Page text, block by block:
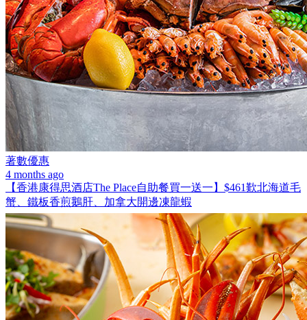
著數優惠
4 months ago
【香港康得思酒店The Place自助餐買一送一】$461歎北海道毛
蟹、鐵板香煎鵝肝、加拿大開邊凍龍蝦